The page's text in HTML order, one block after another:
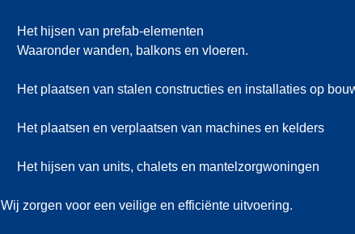
Het hijsen van prefab-elementen
Waaronder wanden, balkons en vloeren.
Het plaatsen van stalen constructies en installaties op
Het plaatsen en verplaatsen van machines en kelders
Het hijsen van units, chalets en mantelzorgwoningen
Wij zorgen voor een veilige en efficiënte uitvoering.